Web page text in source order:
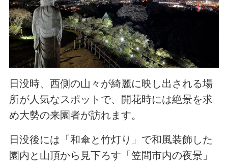
日没時、西側の山々が綺麗に映し出される場
所が人気なスポットで、開花時には絶景を求
め大勢の来園者が訪れます。
日没後には「和傘と竹灯り」で和風装飾した
園内と山頂から見下ろす「笠間市内の夜景」